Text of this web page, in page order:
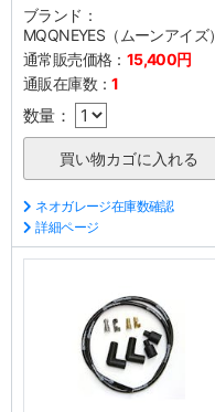
ブランド：
MQQNEYES（ムーンアイズ）
通常販売価格： 15,400円
通販在庫数：1
数量：
ネオガレージ在庫数確認
詳細ページ